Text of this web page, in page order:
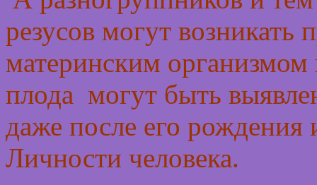
резусов могут
материнским
плода могут быть
даже после его рождения
Личности человека.